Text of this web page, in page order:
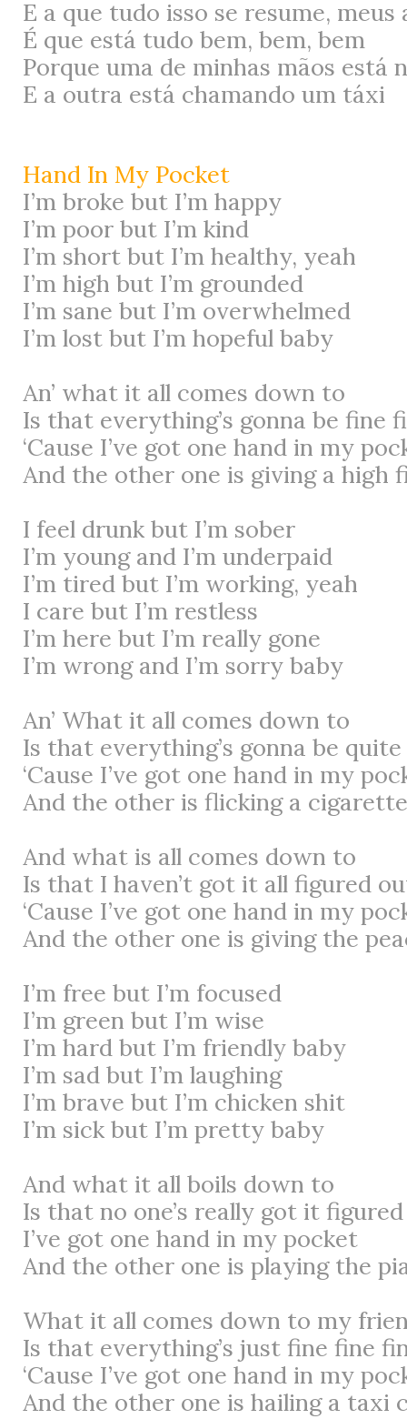
E a que tudo isso se resume, meus
É que está tudo bem, bem, bem
Porque uma de minhas mãos está
E a outra está chamando um táxi
Hand In My Pocket
I’m broke but I’m happy
I’m poor but I’m kind
I’m short but I’m healthy, yeah
I’m high but I’m grounded
I’m sane but I’m overwhelmed
I’m lost but I’m hopeful baby
An’ what it all comes down to
Is that everything’s gonna be fine
‘Cause I’ve got one hand in my
And the other one is giving a high
I feel drunk but I’m sober
I’m young and I’m underpaid
I’m tired but I’m working, yeah
I care but I’m restless
I’m here but I’m really gone
I’m wrong and I’m sorry baby
An’ What it all comes down to
Is that everything’s gonna be
‘Cause I’ve got one hand in my
And the other is flicking a cigarette
And what is all comes down to
Is that I haven’t got it all figured
‘Cause I’ve got one hand in my
And the other one is giving the
I’m free but I’m focused
I’m green but I’m wise
I’m hard but I’m friendly baby
I’m sad but I’m laughing
I’m brave but I’m chicken shit
I’m sick but I’m pretty baby
And what it all boils down to
Is that no one’s really got it
I’ve got one hand in my pocket
And the other one is playing the
What it all comes down to my
Is that everything’s just fine fine
‘Cause I’ve got one hand in my
And the other one is hailing a taxi